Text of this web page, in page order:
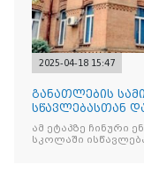
2025-04-18 15:47
განათლების
სწავლებასთან
ავრცელებს
ამ ეტაპზე ჩინური
სკოლაში